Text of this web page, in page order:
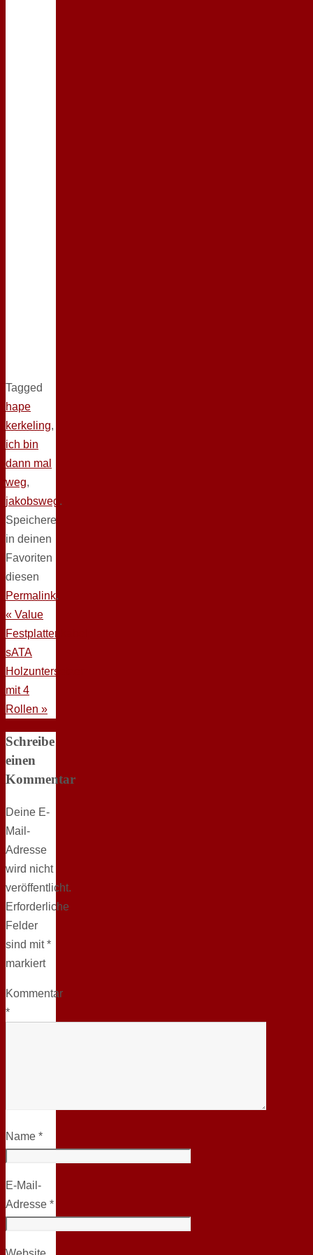
Tagged
hape
kerkeling,
ich bin
dann mal
weg,
jakobsweg .
Speichere
in deinen
Favoriten
diesen
Permalink.
« Value
Festplattenkabel
sATA
Holzuntersetzer
mit 4
Rollen »
Schreibe
einen
Kommentar
Deine E-
Mail-
Adresse
wird nicht
veröffentlicht.
Erforderliche
Felder
sind mit*
markiert
Kommentar
*
Name *
E-Mail-
Adresse *